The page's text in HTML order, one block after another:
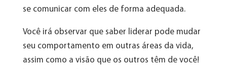
se comunicar com eles de forma adequada.
Você irá observar que saber liderar pode mudar
seu comportamento em outras áreas da vida,
assim como a visão que os outros têm de você!